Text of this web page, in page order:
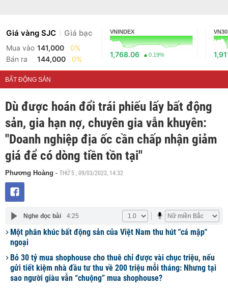
Giá vàng SJC Giá bạc
Mua vào 141,000
0%
Bán ra
144,000 0%
VNINDEX
1,768.06 0.19%
VN30
BẤT ĐỘNG SẢN
Dù được hoán đổi trái phiếu lấy bất động
sản, gia hạn nợ, chuyên gia vẫn khuyên:
"Doanh nghiệp địa ốc cần chấp nhận giảm
giá để có dòng tiền tồn tại"
Phương Hoàng - THỨ 5 , 09/03/2023, 14:32
Nghe đọc bài 4:25
Một phân khúc bất động sản của Việt Nam thu hút "cá mập"
ngoại
Bỏ 30 tỷ mua shophouse cho thuê chỉ được vài chục triệu, nếu
gửi tiết kiệm nhà đầu tư thu về 200 triệu mỗi tháng: Nhưng tại
sao người giàu vẫn “chuộng” mua shophouse?